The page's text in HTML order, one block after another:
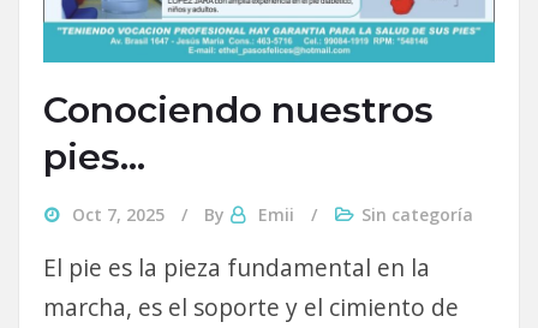
Conociendo nuestros
pies…
Oct 7, 2025 By Emii Sin categoría
El pie es la pieza fundamental en la
marcha, es el soporte y el cimiento de